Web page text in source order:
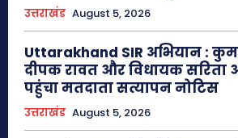
उत्तराखंड August 5, 2026
Uttarakhand SIR अभियान :
दीपक रावत और विधायक सरिता
पहुंचा मतदाता सत्यापन नोटिस
उत्तराखंड August 5, 2026